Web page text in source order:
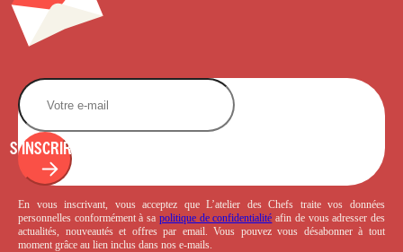
S'INSCRIRE
En vous inscrivant, vous acceptez que L’atelier des Chefs traite vos données
personnelles conformément à sa politique de confidentialité afin de vous adresser des
actualités, nouveautés et offres par email. Vous pouvez vous désabonner à tout
moment grâce au lien inclus dans nos e-mails.